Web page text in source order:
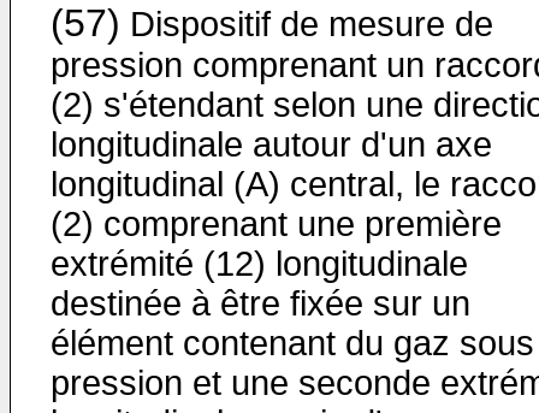
(57) Dispositif de mesure de
pression comprenant un
(2) s'étendant selon une
longitudinale autour d'un axe
longitudinal (A) central, le
(2) comprenant une première
extrémité (12) longitudinale
destinée à être fixée sur un
élément contenant du gaz sous
pression et une seconde